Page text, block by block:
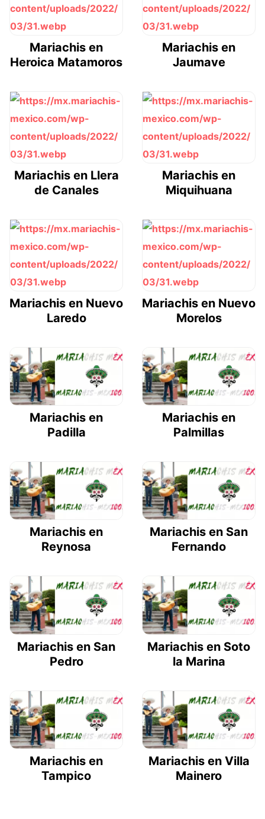
Mariachis en
Heroica Matamoros
Mariachis en
Jaumave
Mariachis en Llera
de Canales
Mariachis en
Miquihuana
Mariachis en Nuevo
Laredo
Mariachis en Nuevo
Morelos
Mariachis en
Padilla
Mariachis en
Palmillas
Mariachis en
Reynosa
Mariachis en San
Fernando
Mariachis en San
Pedro
Mariachis en Soto
la Marina
Mariachis en
Tampico
Mariachis en Villa
Mainero